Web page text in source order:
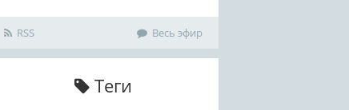
RSS Весь эфир
Теги